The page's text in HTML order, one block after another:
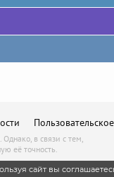
сайт вы
в связи с тем,
её точность.